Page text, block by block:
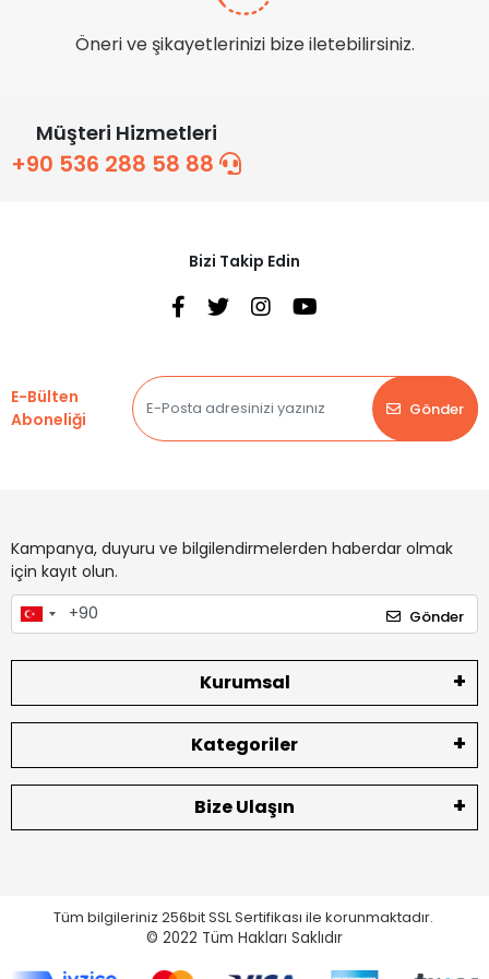
Öneri ve şikayetlerinizi bize iletebilirsiniz.
Müşteri Hizmetleri
+90 536 288 58 88
Bizi Takip Edin
E-Bülten
Aboneliği
Gönder
Kampanya, duyuru ve bilgilendirmelerden haberdar olmak
için kayıt olun.
Gönder
Kurumsal
Kategoriler
Bize Ulaşın
Tüm bilgileriniz 256bit SSL Sertifikası ile korunmaktadır.
© 2022 Tüm Hakları Saklıdır